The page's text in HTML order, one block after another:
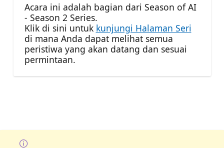
Acara ini adalah bagian dari Season of AI
- Season 2 Series.
Klik di sini untuk kunjungi Halaman Seri
di mana Anda dapat melihat semua
peristiwa yang akan datang dan sesuai
permintaan.